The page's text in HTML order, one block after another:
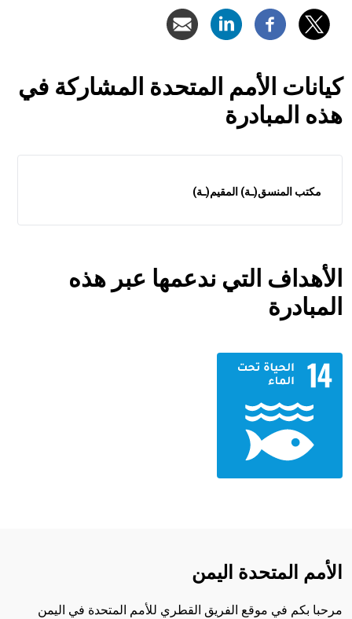
كيانات الأمم المتحدة المشاركة في
هذه المبادرة
مكتب المنسق(ـة) المقيم(ـة)
الأهداف التي ندعمها عبر هذه
المبادرة
الأمم المتحدة اليمن
مرحبا بكم في موقع الفريق القطري للأمم المتحدة في اليمن